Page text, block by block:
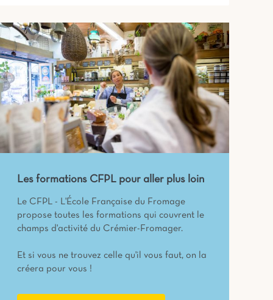
Les formations CFPL pour aller plus loin
Le CFPL - L'École Française du Fromage
propose toutes les formations qui couvrent le
champs d'activité du Crémier-Fromager.
Et si vous ne trouvez celle qu'il vous faut, on la
créera pour vous !